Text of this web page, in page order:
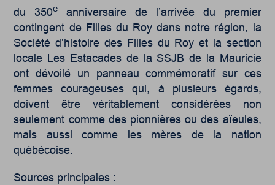
du 350e
anniversaire de l’arrivée du premier
contingent de Filles du Roy dans notre région, la
Société d’histoire des Filles du Roy et la section
locale Les Estacades de la SSJB de la Mauricie
ont dévoilé un panneau commémoratif sur ces
femmes courageuses qui, à plusieurs égards,
doivent être véritablement considérées non
seulement comme des pionnières ou des aïeules,
mais aussi comme les mères de la nation
québécoise.
Sources principales :